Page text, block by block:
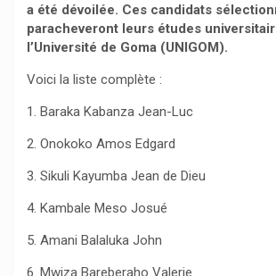
a été dévoilée. Ces candidats
paracheveront leurs études
l’Université de Goma (UNIGOM).
Voici la liste complète :
1. Baraka Kabanza Jean-Luc
2. Onokoko Amos Edgard
3. Sikuli Kayumba Jean de Dieu
4. Kambale Meso Josué
5. Amani Balaluka John
6. Mwiza Bareberaho Valerie